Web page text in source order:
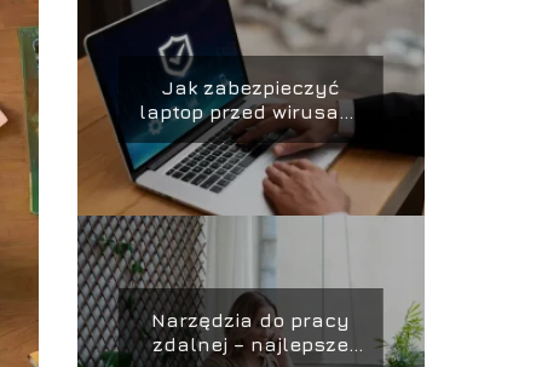
Jak zabezpieczyć
laptop przed wirusami
– skuteczne metody
ochrony i
zabezpieczania
danych
Narzędzia do pracy
zdalnej – najlepsze